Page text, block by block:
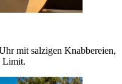
mit salzigen Knabbereien,
Limit.